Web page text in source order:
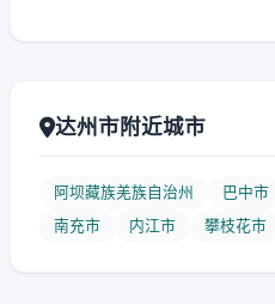
达州市附近城市
阿坝藏族羌族自治州 巴中市
南充市
内江市 攀枝花市